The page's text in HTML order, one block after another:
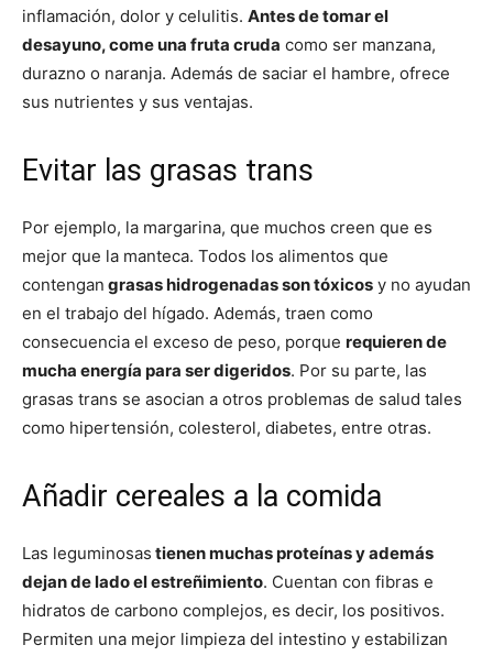
inflamación, dolor y celulitis. Antes de tomar el
desayuno, come una fruta cruda como ser manzana,
durazno o naranja. Además de saciar el hambre, ofrece
sus nutrientes y sus ventajas.
Evitar las grasas trans
Por ejemplo, la margarina, que muchos creen que es
mejor que la manteca. Todos los alimentos que
contengan grasas hidrogenadas son tóxicos y no ayudan
en el trabajo del hígado. Además, traen como
consecuencia el exceso de peso, porque requieren de
mucha energía para ser digeridos. Por su parte, las
grasas trans se asocian a otros problemas de salud tales
como hipertensión, colesterol, diabetes, entre otras.
Añadir cereales a la comida
Las leguminosas tienen muchas proteínas y además
dejan de lado el estreñimiento. Cuentan con fibras e
hidratos de carbono complejos, es decir, los positivos.
Permiten una mejor limpieza del intestino y estabilizan